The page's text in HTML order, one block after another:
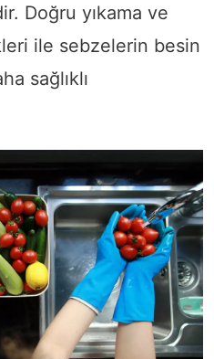
Doğru yıkama ve
ile sebzelerin besin
sağlıklı